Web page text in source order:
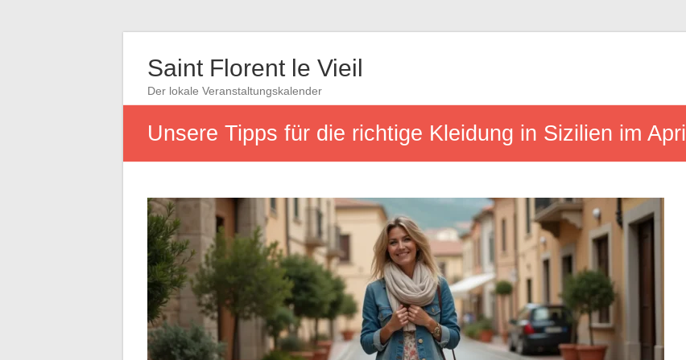
Saint Florent le Vieil
Der lokale Veranstaltungskalender
Unsere Tipps für die richtige Kleidung in Sizilien im April